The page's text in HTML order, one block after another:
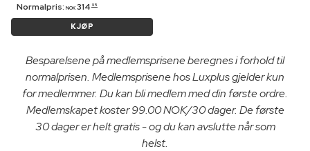
Normalpris: NOK 314 95
KJØP
Besparelsene på medlemsprisene beregnes i forhold til
normalprisen. Medlemsprisene hos Luxplus gjelder kun
for medlemmer. Du kan bli medlem med din første ordre.
Medlemskapet koster 99.00 NOK/30 dager. De første
30 dager er helt gratis - og du kan avslutte når som
helst.